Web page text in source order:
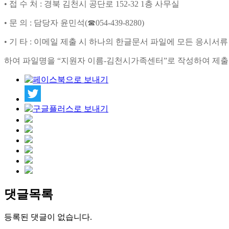
• 접 수 처 : 경북 김천시 공단로 152-32 1 층 사무실
• 문 의 : 담당자 윤민석(☎054-439-8280)
• 기 타 : 이메일 제출 시 하나의 한글문서 파일에 모든 응시서
하여 파일명을 “지원자 이름-김천시가족센터”로 작성하여 제출
댓글목록
등록된 댓글이 없습니다.